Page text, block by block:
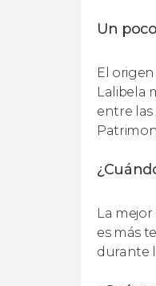
Un
El
Lalibela
entre las
La
es más
durante